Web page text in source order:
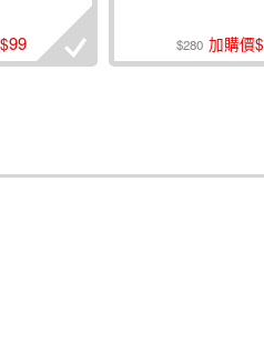
99 $280 加購價$